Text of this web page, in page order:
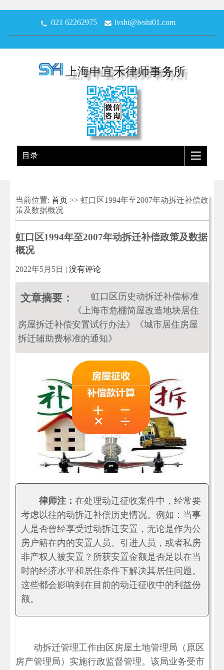
021 62262975 lvshi@lvshi01.com
上海申宜禾律师事务所
目录
当前位置: 首页 >> 虹口区1994年至2007年动拆迁补偿政
策及数据概况
虹口区1994年至2007年动拆迁补偿政策及数据
概况
2022年5月5日 | 没有评论
文章摘要：
虹口区历史动拆迁补偿标准
《上海市危棚简屋改造地块居住
房屋拆迁补偿安置试行办法》《城市居住房屋
拆迁辅助费标准的通知》
律师注： 在处理动迁征收案件中，经常要
考虑以往的动拆迁补偿历史情况。例如：当事
人是否曾经享受过动拆迁安置，无论是作为公
房户籍在内的安置人员、引进人员，或者私房
非产权人被安置？所获安置金额是否足以在当
时的经济水平和居住条件下解决其居住问题。
这些都会影响到在目前的动迁征收中的利益份
额。
动拆迁管理工作由区房屋土地管理局（原区
房产管理局）实施行政监督管理。该局业务受市